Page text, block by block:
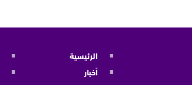
الرئيسية
أخبار